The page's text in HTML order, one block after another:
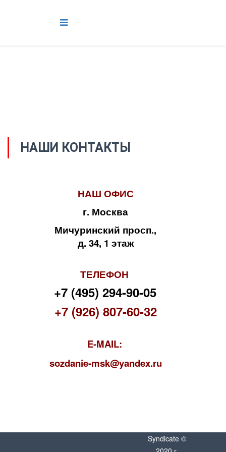
НАШИ КОНТАКТЫ
НАШ ОФИС
г. Москва
Мичуринский просп.,
д. 34, 1 этаж
ТЕЛЕФОН
+7 (495) 294-90-05
+7 (926) 807-60-32
E-MAIL:
sozdanie-msk@yandex.ru
Syndicate ©